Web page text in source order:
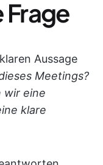
Aussage
Meetings?
wir eine
klare